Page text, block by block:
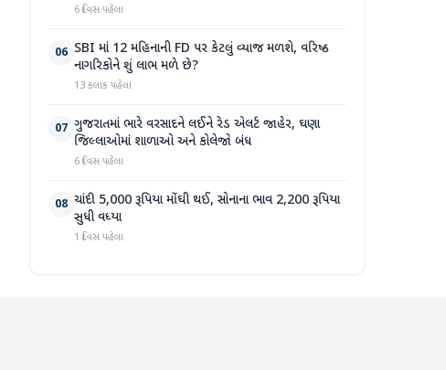
6 દિવસ પહેલા
06 SBI માં 12 મહિનાની FD પર કેટલું વ્યાજ મળશે, વરિષ્ઠ
નાગરિકોને શું લાભ મળે છે?
13 કલાક પહેલા
07 ગુજરાતમાં ભારે વરસાદને લઈને રેડ એલર્ટ જાહેર, ઘણા
જિલ્લાઓમાં શાળાઓ અને કોલેજો બંધ
6 દિવસ પહેલા
08 ચાંદી 5,000 રૂપિયા મોંઘી થઈ, સોનાના ભાવ 2,200 રૂપિયા
સુધી વધ્યા
1 દિવસ પહેલા